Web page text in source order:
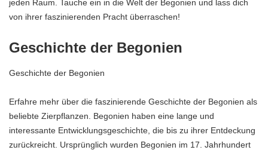
jeden Raum. Tauche ein in die Welt der Begonien und lass dich
von ihrer faszinierenden Pracht überraschen!
Geschichte der Begonien
Geschichte der Begonien
Erfahre mehr über die faszinierende Geschichte der Begonien als
beliebte Zierpflanzen. Begonien haben eine lange und
interessante Entwicklungsgeschichte, die bis zu ihrer Entdeckung
zurückreicht. Ursprünglich wurden Begonien im 17. Jahrhundert